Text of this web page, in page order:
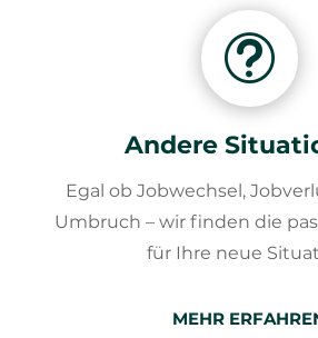
t
Andere
Egal ob Jobwechsel,
Umbruch – wir finden die
für Ihre neue
MEHR